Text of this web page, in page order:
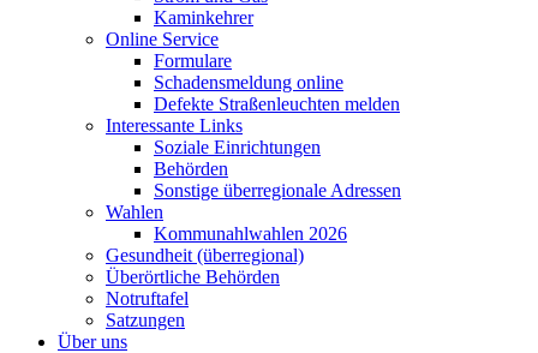
Kaminkehrer
Online Service
Formulare
Schadensmeldung online
Defekte Straßenleuchten melden
Interessante Links
Soziale Einrichtungen
Behörden
Sonstige überregionale Adressen
Wahlen
Kommunahlwahlen 2026
Gesundheit (überregional)
Überörtliche Behörden
Notruftafel
Satzungen
Über uns